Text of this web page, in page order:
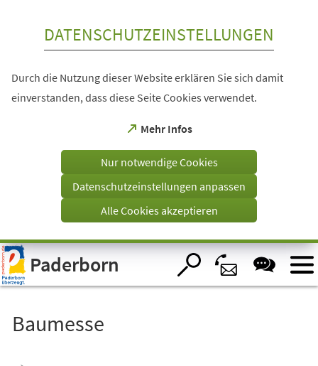
Visuelle
Assistenzsoftware
öffnen.
DATENSCHUTZEINSTELLUNGEN
Durch die Nutzung dieser Website erklären Sie sich damit
einverstanden, dass diese Seite Cookies verwendet.
Mehr Infos
(Öffnet
einem
Tab)
Nur notwendige Cookies
Datenschutzeinstellungen anpassen
Alle Cookies akzeptieren
Paderborn
Baumesse